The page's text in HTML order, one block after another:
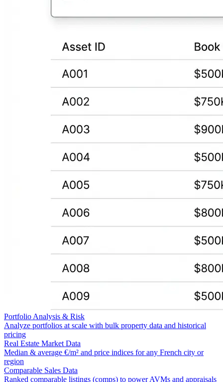
Portfolio Analysis & Risk
Analyze portfolios at scale with bulk property data and historical
pricing
Real Estate Market Data
Median & average €/m² and price indices for any French city or
region
Comparable Sales Data
Ranked comparable listings (comps) to power AVMs and appraisals